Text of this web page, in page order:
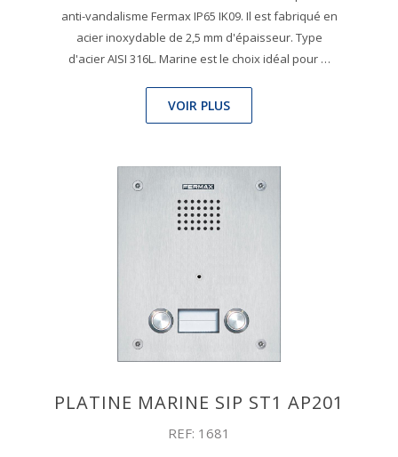
anti-vandalisme Fermax IP65 IK09. Il est fabriqué en
acier inoxydable de 2,5 mm d'épaisseur. Type
d'acier AISI 316L. Marine est le choix idéal pour …
VOIR PLUS
PLATINE MARINE SIP ST1 AP201
REF: 1681